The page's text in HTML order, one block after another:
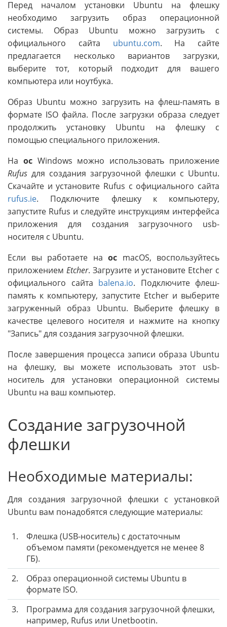
Перед началом установки Ubuntu на флешку
необходимо загрузить образ операционной
системы. Образ Ubuntu можно загрузить с
официального сайта ubuntu.com. На сайте
предлагается несколько вариантов загрузки,
выберите тот, который подходит для вашего
компьютера или ноутбука.
Образ Ubuntu можно загрузить на флеш-память в
формате ISO файла. После загрузки образа следует
продолжить установку Ubuntu на флешку с
помощью специального приложения.
На осWindows можно использовать приложение
Rufus для создания загрузочной флешки с Ubuntu.
Скачайте и установите Rufus с официального сайта
rufus.ie. Подключите флешку к компьютеру,
запустите Rufus и следуйте инструкциям интерфейса
приложения для создания загрузочного usb-
носителя с Ubuntu.
Если вы работаете на ос macOS, воспользуйтесь
приложением Etcher. Загрузите и установите Etcher с
официального сайта balena.io. Подключите флеш-
память к компьютеру, запустите Etcher и выберите
загруженный образ Ubuntu. Выберите флешку в
качестве целевого носителя и нажмите на кнопку
"Запись" для создания загрузочной флешки.
После завершения процесса записи образа Ubuntu
на флешку, вы можете использовать этот usb-
носитель для установки операционной системы
Ubuntu на ваш компьютер.
Создание загрузочной
флешки
Необходимые материалы:
Для создания загрузочной флешки с установкой
Ubuntu вам понадобятся следующие материалы:
1.
Флешка (USB-носитель) с достаточным
объемом памяти (рекомендуется не менее 8
ГБ).
2.
Образ операционной системы Ubuntu в
формате ISO.
3.
Программа для создания загрузочной флешки,
например, Rufus или Unetbootin.